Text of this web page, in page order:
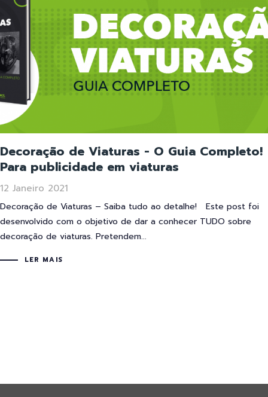
Decoração de Viaturas - O Guia Completo!
Para publicidade em viaturas
12 Janeiro 2021
Decoração de Viaturas – Saiba tudo ao detalhe! Este post foi
desenvolvido com o objetivo de dar a conhecer TUDO sobre
decoração de viaturas. Pretendem...
LER MAIS